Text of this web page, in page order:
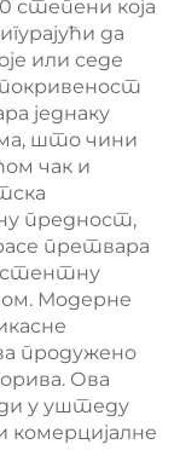
степени која
да
или седе
једнаку
што чини
чак и
предност,
претвара
Модерне
продужено
Ова
у уштеду
комерцијалне